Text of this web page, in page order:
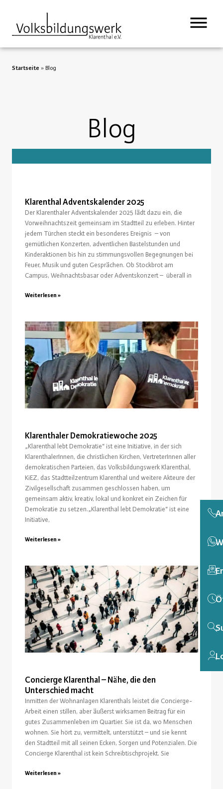
Startseite » Blog
Blog
Klarenthal Adventskalender 2025
Der Klarenthaler Adventskalender 2025 lädt dazu ein, die
Vorweihnachtszeit gemeinsam im Stadtteil zu erleben. Hinter
jedem Türchen steckt ein besonderes Ereignis – von
gemütlichen Konzerten, adventlichen Bastelstunden und
Kinderaktionen bis hin zu stimmungsvollen Begegnungen bei
Feuer, Musik und guten Gesprächen. Ob Stockbrot am
Campus, Weihnachtsbasar oder Adventskonzert – überall in
Weiterlesen »
Klarenthaler Demokratiewoche 2025
„Klarenthal lebt Demokratie“ ist eine Initiative, in der sich
KlarenthalerInnen, die christlichen Kirchen, VertreterInnen aller
demokratischen Parteien, das Volksbildungswerk Klarenthal,
KiEZ, das Stadtteilzentrum Klarenthal und weitere Akteure der
Zivilgesellschaft zusammen geschlossen haben, um
gemeinsam aktiv, kreativ, lokal und konkret ein Zeichen für
Demokratie zu setzen.„Klarenthal lebt Demokratie“ ist eine
Initiative,
Weiterlesen »
Concierge Klarenthal – Nähe, die den
Unterschied macht
Inmitten der Wohnanlagen Klarenthals leistet die Concierge-
Arbeit einen stillen, aber äußerst wirksamen Beitrag für ein
gutes Zusammenleben im Quartier. Sie ist da, wo Menschen
wohnen. Sie hört zu, vermittelt, unterstützt – und sie kennt
den Stadtteil mit all seinen Ecken, Sorgen und Potenzialen. Die
Concierge Klarenthal ist kein Schreibtischprojekt. Sie
Weiterlesen »